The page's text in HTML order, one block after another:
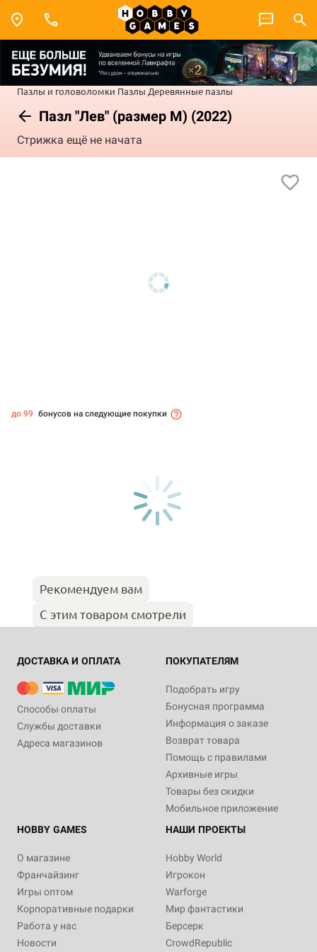
Пазлы и головоломки Пазлы Деревянные пазлы
Пазл "Лев" (размер M) (2022)
Стрижка ещё не начата
до 99 бонусов на следующие покупки
Рекомендуем вам
С этим товаром смотрели
ДОСТАВКА И ОПЛАТА
Способы оплаты
Службы доставки
Адреса магазинов
ПОКУПАТЕЛЯМ
Подобрать игру
Бонусная программа
Информация о заказе
Возврат товара
Помощь с правилами
Архивные игры
Товары без скидки
Мобильное приложение
HOBBY GAMES
О магазине
Франчайзинг
Игры оптом
Корпоративные подарки
Работа у нас
Новости
НАШИ ПРОЕКТЫ
Hobby World
Игрокон
Warforge
Мир фантастики
Берсерк
CrowdRepublic